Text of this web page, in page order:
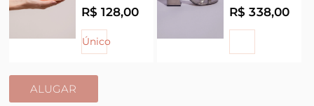
R$ 128,00
Único
R$ 338,00
ALUGAR